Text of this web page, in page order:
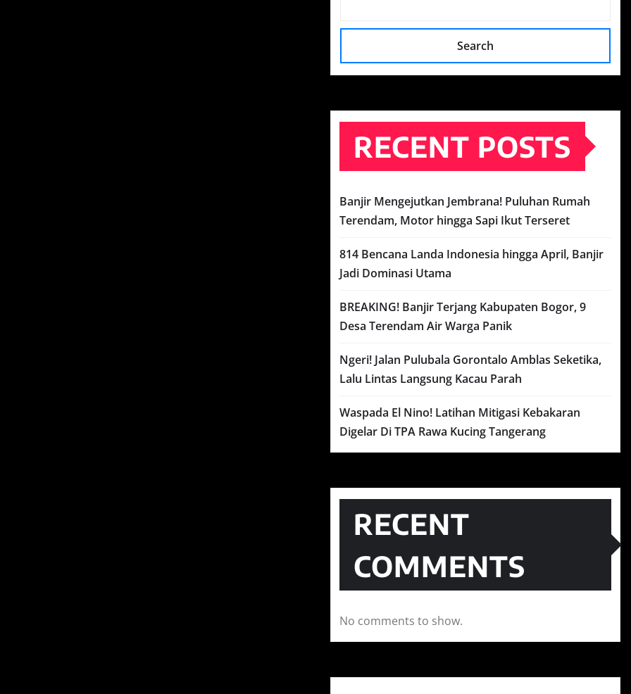
Search
RECENT POSTS
Banjir Mengejutkan Jembrana! Puluhan Rumah
Terendam, Motor hingga Sapi Ikut Terseret
814 Bencana Landa Indonesia hingga April, Banjir
Jadi Dominasi Utama
BREAKING! Banjir Terjang Kabupaten Bogor, 9
Desa Terendam Air Warga Panik
Ngeri! Jalan Pulubala Gorontalo Amblas Seketika,
Lalu Lintas Langsung Kacau Parah
Waspada El Nino! Latihan Mitigasi Kebakaran
Digelar Di TPA Rawa Kucing Tangerang
RECENT
COMMENTS
No comments to show.